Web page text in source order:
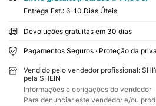
Entrega Est.: 6-10 Dias Úteis
Devoluções gratuitas em 30 dias
Pagamentos Seguros · Proteção da
Vendido pelo vendedor profissional:
pela SHEIN
Informações e obrigações do vendedor
Para denunciar este vendedor e/ou